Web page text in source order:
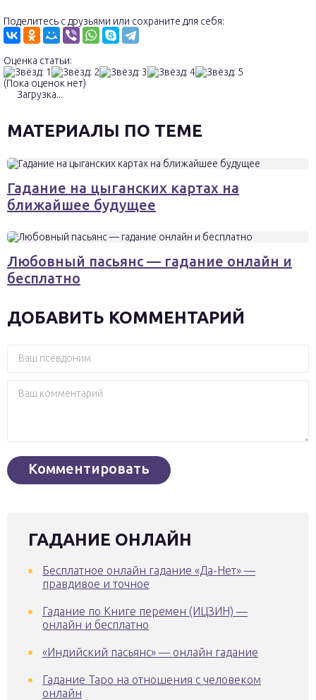
Поделитесь с друзьями или сохраните для себя:
Оценка статьи:
(Пока оценок нет)
Загрузка...
МАТЕРИАЛЫ ПО ТЕМЕ
Гадание на цыганских картах на
ближайшее будущее
Любовный пасьянс — гадание онлайн и
бесплатно
ДОБАВИТЬ КОММЕНТАРИЙ
ГАДАНИЕ ОНЛАЙН
Бесплатное онлайн гадание «Да-Нет» —
правдивое и точное
Гадание по Книге перемен (ИЦЗИН) —
онлайн и бесплатно
«Индийский пасьянс» — онлайн гадание
Гадание Таро на отношения с человеком
онлайн